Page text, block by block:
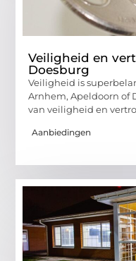
Veiligheid en
Doesburg
Veiligheid is
Arnhem, Apeldoorn of
van veiligheid en
Aanbiedingen